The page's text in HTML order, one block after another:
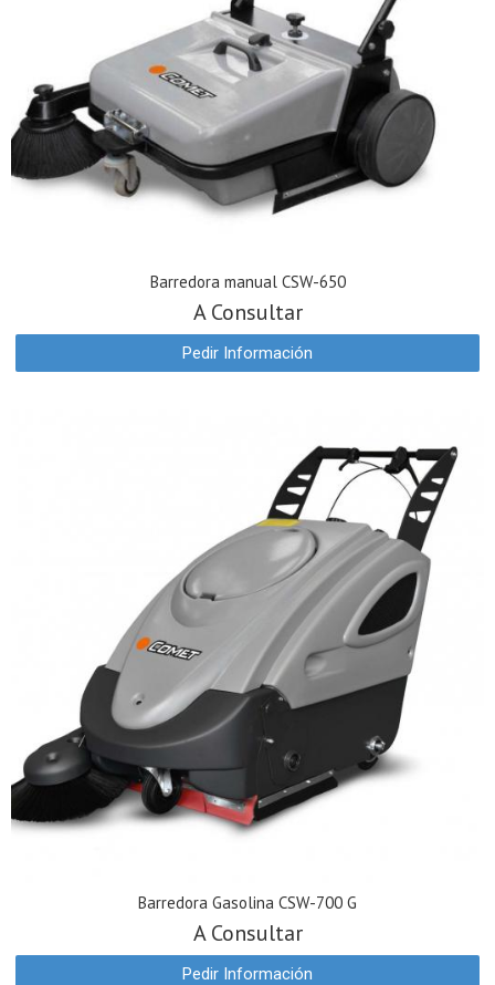
Barredora manual CSW-650
A Consultar
Pedir Información
Barredora Gasolina CSW-700 G
A Consultar
Pedir Información